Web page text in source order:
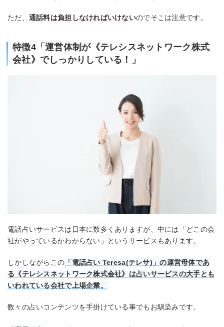
ただ、 通話料は負担しなければいけないのでそこは注意です。
特徴4「運営体制が《テレシスネットワーク株式
会社》でしっかりしている！」
電話占いサービスは日本に数多くありますが、中には「どこの会
社がやっているかわからない」というサービスもあります。
しかしながらこの 「電話占い Teresa(テレサ)」の運営母体であ
る《テレシスネットワーク株式会社》は占いサービスの大手とも
いわれている会社で上場企業。
数々の占いコンテンツを手掛けている事でもお馴染みです。